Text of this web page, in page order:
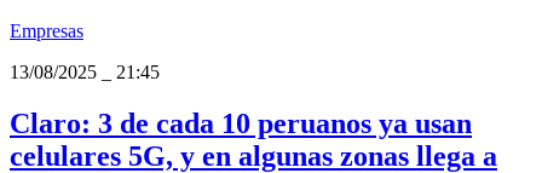
Empresas
13/08/2025
21:45
Claro: 3 de cada 10 peruanos ya usan
celulares 5G, y en algunas zonas llega a